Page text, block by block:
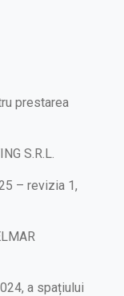
prestarea
S.R.L.
– revizia 1,
a spațiului